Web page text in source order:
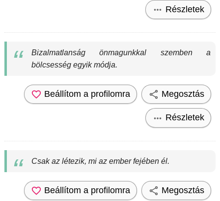
Részletek
Bizalmatlanság önmagunkkal szemben a
bölcsesség egyik módja.
Beállítom a profilomra Megosztás
Részletek
Csak az létezik, mi az ember fejében él.
Beállítom a profilomra Megosztás